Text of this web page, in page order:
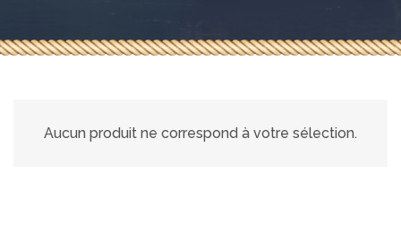
Aucun produit ne correspond à votre sélection.